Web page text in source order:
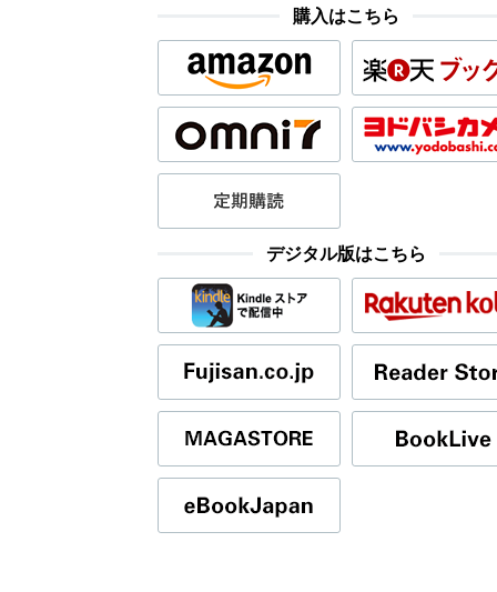
購入はこちら
デジタル版はこちら